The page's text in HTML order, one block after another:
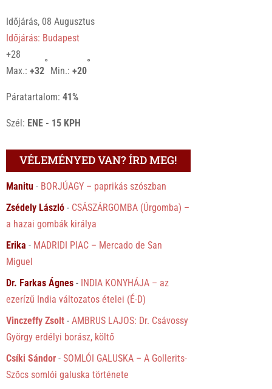
Időjárás, 08 Augusztus
Időjárás: Budapest
+28
Max.:+32
°
Min.:+20
°
Páratartalom:41%
Szél: ENE - 15 KPH
VÉLEMÉNYED VAN? ÍRD MEG!
Manitu - BORJÚAGY – paprikás szószban
Zsédely László - CSÁSZÁRGOMBA (Úrgomba) –
a hazai gombák királya
Erika - MADRIDI PIAC – Mercado de San
Miguel
Dr. Farkas Ágnes - INDIA KONYHÁJA – az
ezerízű India változatos ételei (É-D)
Vinczeffy Zsolt -AMBRUS LAJOS: Dr. Csávossy
György erdélyi borász, költő
Csíki Sándor -SOMLÓI GALUSKA – A Gollerits-
Szőcs somlói galuska története